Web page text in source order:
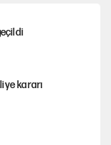
kararı